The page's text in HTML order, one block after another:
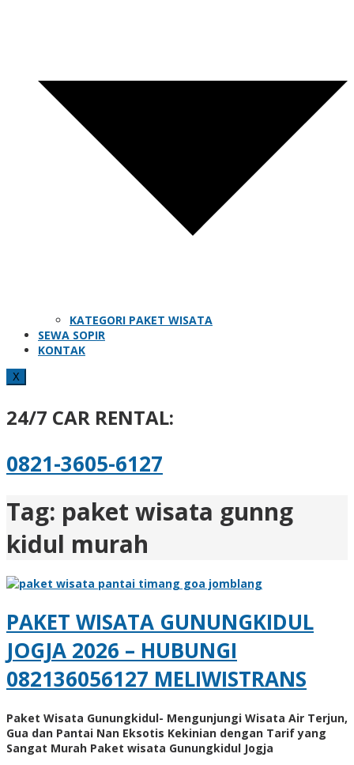
KATEGORI PAKET WISATA
SEWA SOPIR
KONTAK
X
24/7 CAR RENTAL:
0821-3605-6127
Tag: paket wisata gunng
kidul murah
PAKET WISATA GUNUNGKIDUL
JOGJA 2026 – HUBUNGI
082136056127 MELIWISTRANS
Paket Wisata Gunungkidul- Mengunjungi Wisata Air Terjun,
Gua dan Pantai Nan Eksotis Kekinian dengan Tarif yang
Sangat Murah Paket wisata Gunungkidul Jogja